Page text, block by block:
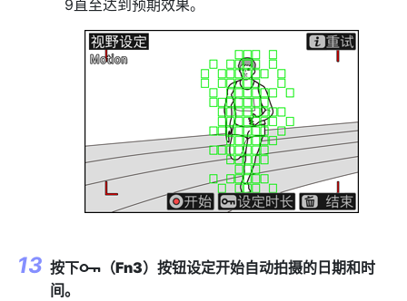
9直至达到预期效果。
按下g （Fn3）按钮设定开始自动拍摄的日期和时
间。